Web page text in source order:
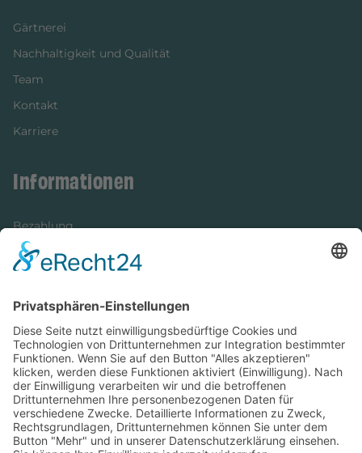
Gärtnerei
Nachhaltigkeit und Qualität
Team
Kontakt
Karriere
Informationen
Bezahlung
Newsletter
Versandinformationen
Verfügbarkeit/Verträglichkeit
Rechtliches
Widerrufsrecht und Widerrufsformular
Impressum
Datenschutzerklärung